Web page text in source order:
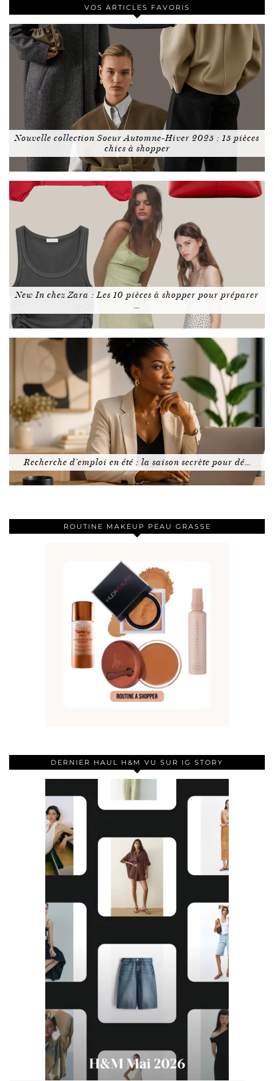
VOS ARTICLES FAVORIS
Nouvelle collection Soeur Automne-Hiver 2025 : 15 pièces
chics à shopper
New In chez Zara : Les 10 pièces à shopper pour préparer
…
Recherche d’emploi en été : la saison secrète pour dé…
ROUTINE MAKEUP PEAU GRASSE
DERNIER HAUL H&M VU SUR IG STORY